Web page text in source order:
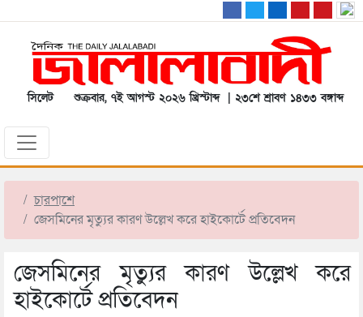
সিলেট শুক্রবার, ৭ই আগস্ট ২০২৬ খ্রিস্টাব্দ | ২৩শে শ্রাবণ ১৪৩৩ বঙ্গাব্দ
চারপাশে
জেসমিনের মৃত্যুর কারণ উল্লেখ করে হাইকোর্টে প্রতিবেদন
জেসমিনের মৃত্যুর কারণ উল্লেখ করে
হাইকোর্টে প্রতিবেদন